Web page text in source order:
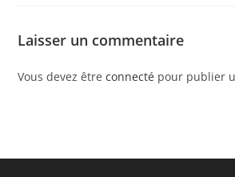
Laisser un commentaire
Vous devez êtreconnecté pour publier